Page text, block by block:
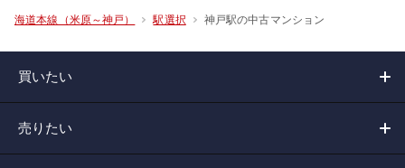
海道本線（米原～神戸） 駅選択 神戸駅の中古マンション
買いたい
売りたい